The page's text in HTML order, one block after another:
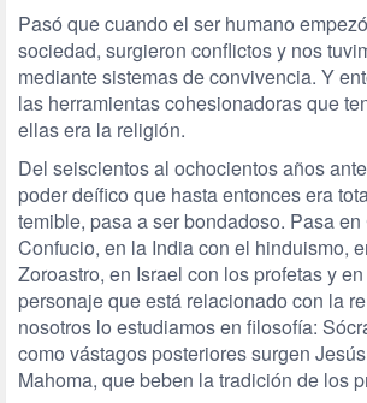
Pasó que cuando el ser humano
sociedad, surgieron conflictos y nos
mediante sistemas de convivencia. Y
las herramientas cohesionadoras que
ellas era la religión.
Del seiscientos al ochocientos años
poder deífico que hasta entonces era
temible, pasa a ser bondadoso. Pasa
Confucio, en la India con el hinduismo,
Zoroastro, en Israel con los profetas y
personaje que está relacionado con la
nosotros lo estudiamos en filosofía:
como vástagos posteriores surgen
Mahoma, que beben la tradición de los